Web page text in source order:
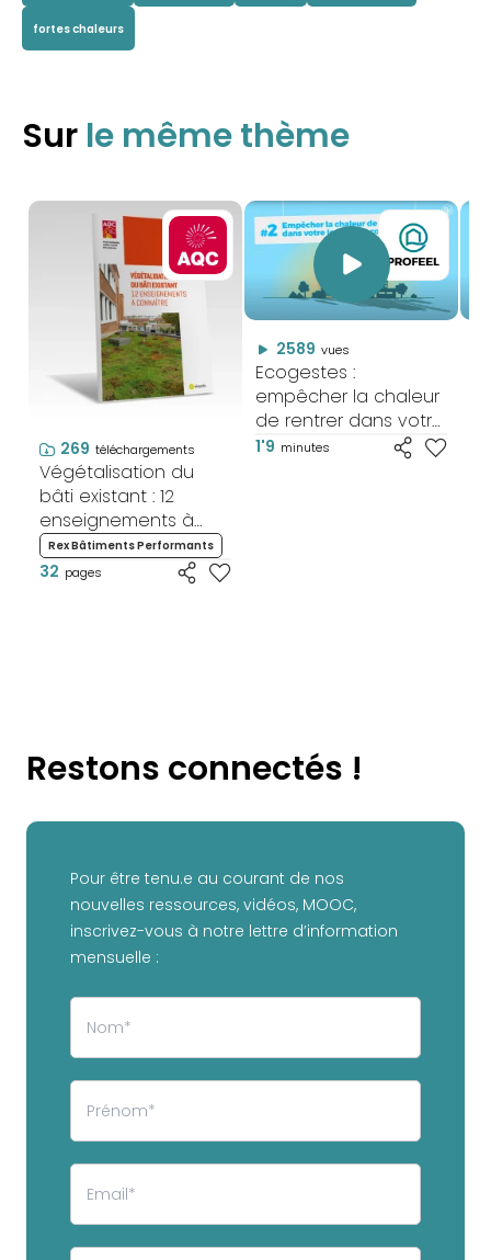
fortes chaleurs
Sur le même thème
269 téléchargements
Végétalisation du
bâti existant : 12
enseignements à
connaître
Rex Bâtiments Performants
32 pages
2589 vues
Ecogestes :
empêcher la chaleur
de rentrer dans votre
logement
1'9 minutes
Restons connectés !
Pour être tenu.e au courant de nos
nouvelles ressources, vidéos, MOOC,
inscrivez-vous à notre lettre d’information
mensuelle :